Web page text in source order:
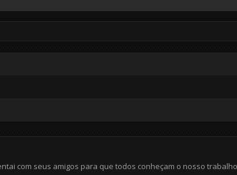
com seus amigos para que todos conheçam o nosso